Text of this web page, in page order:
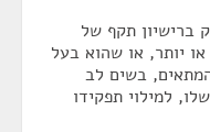
ברישיון תקף של
יותר, או שהוא בעל
בשים לב
למילוי תפקידו